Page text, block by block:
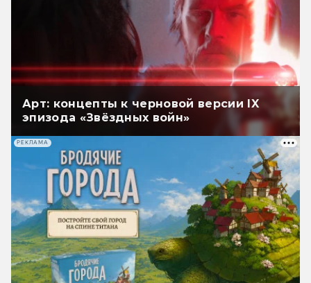
Арт: концепты к черновой версии IX
эпизода «Звёздных войн»
РЕКЛАМА